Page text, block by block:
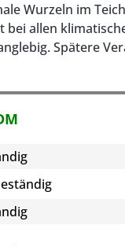
Wurzeln im
bei allen
Spätere